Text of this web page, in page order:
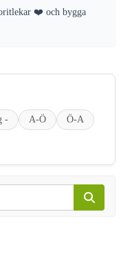
❤️ och bygga
- A-Ö
Ö-A